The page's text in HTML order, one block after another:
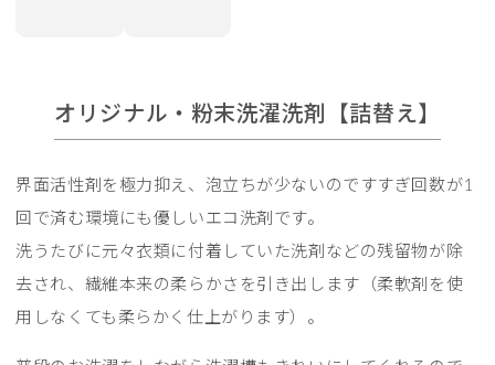
オリジナル・粉末洗濯洗剤【詰替え】
界面活性剤を極力抑え、泡立ちが少ないのですすぎ回数が1
回で済む環境にも優しいエコ洗剤です。
洗うたびに元々衣類に付着していた洗剤などの残留物が除
去され、繊維本来の柔らかさを引き出します（柔軟剤を使
用しなくても柔らかく仕上がります）。